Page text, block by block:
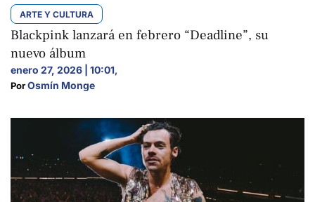
ARTE Y CULTURA
Blackpink lanzará en febrero “Deadline”, su
nuevo álbum
enero 27, 2026 | 10:01,
Por Osmín Monge